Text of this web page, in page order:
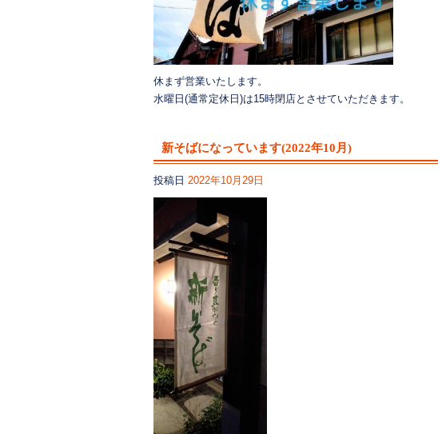
休まず営業いたします。
水曜日(通常定休日)は15時閉店とさせていただきます。
新そばになっています(2022年10月)
投稿日 2022年10月29日